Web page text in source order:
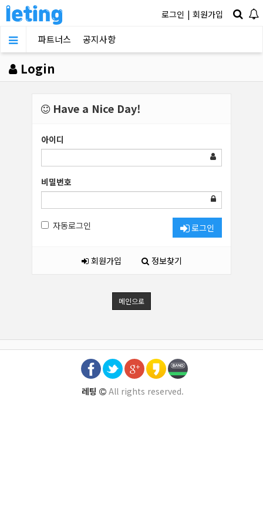
로그인 | 회원가입
파트너스 공지사항
Login
Have a Nice Day!
아이디
비밀번호
자동로그인 로그인
회원가입 정보찾기
메인으로
레팅 All rights reserved.